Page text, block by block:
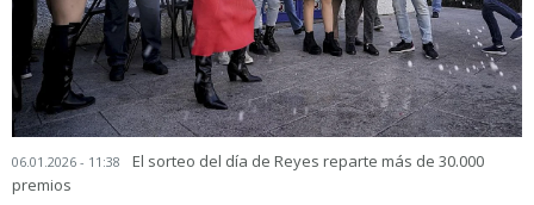
06.01.2026 - 11:38
El sorteo del día de Reyes reparte más de 30.000
premios